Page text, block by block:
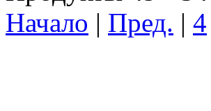
Начало | Пред. | 4